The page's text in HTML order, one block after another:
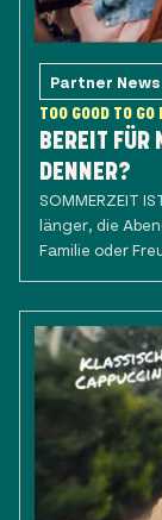
Partner News
TOO GOOD TO GO
BEREIT FÜR
DENNER?
SOMMERZEIT
länger, die
Familie oder